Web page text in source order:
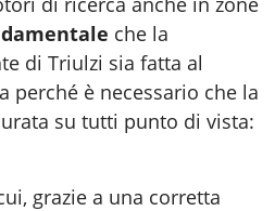
che la
di Triulzi sia fatta al
perché è necessario che la
su tutti punto di vista:
grazie a una corretta